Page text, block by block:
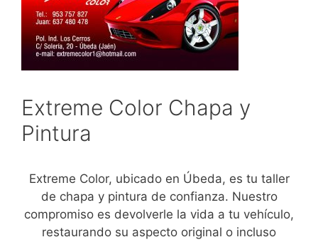
Extreme Color Chapa y
Pintura
Extreme Color, ubicado en Úbeda, es tu taller
de chapa y pintura de confianza. Nuestro
compromiso es devolverle la vida a tu vehículo,
restaurando su aspecto original o incluso